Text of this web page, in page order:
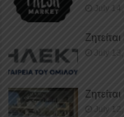
July
July
July